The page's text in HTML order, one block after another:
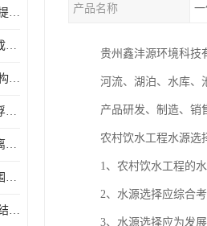
碳钢过滤器厂家 分离固液 提高过滤效率
双级反渗透纯水设备 节约成本 提供高纯度水
贵州袋式过滤器 低能耗 结构简单
贵州多介质过滤器 去除悬浮物 防止水垢和堵塞
锅炉软化水设备电话 采用离子交换技术 减少维修和更换的成本
活性炭过滤器电话 适用范围广 防止水垢和堵塞
机械过滤器厂家 分离固液 结构简单
产品名称
贵州鑫沣源环境科技
河流、湖泊、水库、
产品研发、制造、销
农村饮水工程水源选
1、农村饮水工程的
2、水源选择应综合
3、水源选择应为发